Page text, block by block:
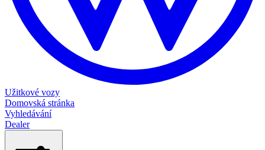
Užitkové vozy
Domovská stránka
Vyhledávání
Dealer